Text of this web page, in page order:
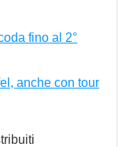
fino al 2°
anche con tour